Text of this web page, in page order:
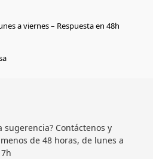
a viernes – Respuesta en 48h
Contáctenos y
de 48 horas, de lunes a